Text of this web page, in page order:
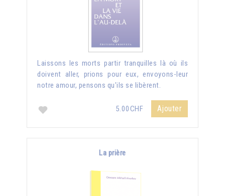
Laissons les morts partir tranquilles là où ils
doivent aller, prions pour eux, envoyons-leur
notre amour, pensons qu'ils se libèrent.
5.00CHF Ajouter
La prière